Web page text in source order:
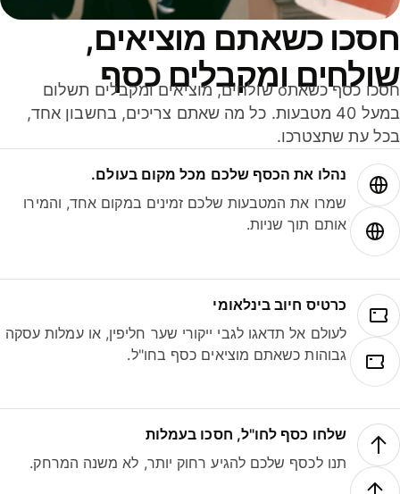
כשאתם מוציאים,
ומקבלים כסף
חסכו כסף כשאתo שולחים, מוציאים ומקבלים תשלום
במעל 40 מטבעות. כל מה שאתם צריכים, בחשבון אחד,
עת שתצטרכו.
נהלו את הכסף שלכם מכל מקום בעולם.
שמרו את המטבעות שלכם זמינים במקום אחד, והמירו
אותם תוך שניות.
כרטיס חיוב בינלאומי
לעולם אל תדאגו לגבי ייקורי שער חליפין, או עמלות עסקה
גבוהות כשאתם מוציאים כסף בחו"ל.
שלחו כסף לחו"ל, חסכו בעמלות
תנו לכסף שלכם להגיע רחוק יותר, לא משנה המרחק.